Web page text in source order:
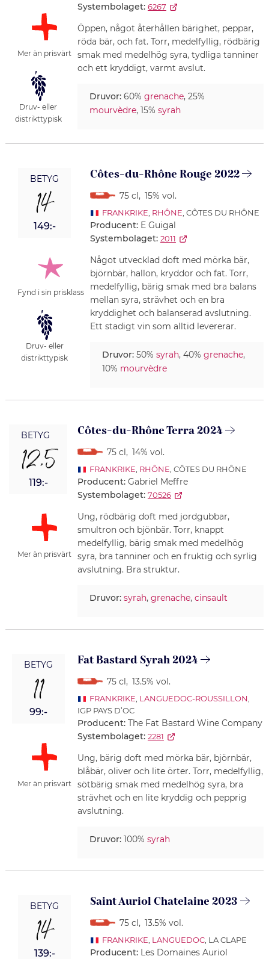
Mer än prisvärt
Druv- eller
distrikttypisk
Systembolaget: 6267
Öppen, något återhållen bärighet, peppar,
röda bär, och fat. Torr, medelfyllig, rödbärig
smak med medelhög syra, tydliga tanniner
och ett kryddigt, varmt avslut.
Druvor:60% grenache, 25%
mourvèdre, 15% syrah
BETYG
14
149:-
Fynd i sin prisklass
Druv- eller
distrikttypisk
Côtes-du-Rhône Rouge 2022
75 cl , 15% vol.
FRANKRIKE, RHÔNE, CÔTES DU RHÔNE
Producent: E Guigal
Systembolaget: 2011
Något utvecklad doft med mörka bär,
björnbär, hallon, kryddor och fat. Torr,
medelfyllig, bärig smak med bra balans
mellan syra, strävhet och en bra
kryddighet och balanserad avslutning.
Ett stadigt vin som alltid levererar.
Druvor:50% syrah, 40% grenache,
10% mourvèdre
BETYG
12,5
119:-
Mer än prisvärt
Côtes-du-Rhône Terra 2024
75 cl , 14% vol.
FRANKRIKE, RHÔNE, CÔTES DU RHÔNE
Producent: Gabriel Meffre
Systembolaget: 70526
Ung, rödbärig doft med jordgubbar,
smultron och bjönbär. Torr, knappt
medelfyllig, bärig smak med medelhög
syra, bra tanniner och en fruktig och syrlig
avslutning. Bra struktur.
Druvor: syrah, grenache, cinsault
BETYG
11
99:-
Mer än prisvärt
Fat Bastard Syrah 2024
75 cl , 13.5% vol.
FRANKRIKE, LANGUEDOC-ROUSSILLON,
IGP PAYS D’OC
Producent: The Fat Bastard Wine Company
Systembolaget: 2281
Ung, bärig doft med mörka bär, björnbär,
blåbär, oliver och lite örter. Torr, medelfyllig,
sötbärig smak med medelhög syra, bra
strävhet och en lite kryddig och pepprig
avslutning.
Druvor:100% syrah
BETYG
14
139:-
Saint Auriol Chatelaine 2023
75 cl , 13.5% vol.
FRANKRIKE, LANGUEDOC, LA CLAPE
Producent: Les Domaines Auriol